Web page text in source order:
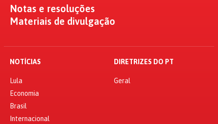
Notas e resoluções
Materiais de divulgação
NOTÍCIAS
Lula
Economia
Brasil
Internacional
DIRETRIZES DO PT
Geral